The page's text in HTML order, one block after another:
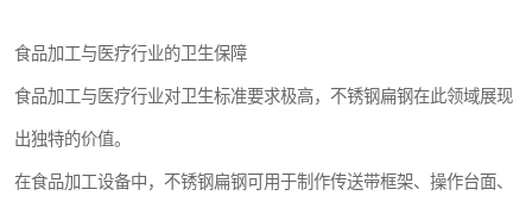
食品加工与医疗行业的卫生保障
食品加工与医疗行业对卫生标准要求极高，不锈钢扁钢在此领域展现
出独特的价值。
在食品加工设备中，不锈钢扁钢可用于制作传送带框架、操作台面、